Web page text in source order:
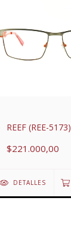
REEF (REE-5173)
$221.000,00
DETALLES